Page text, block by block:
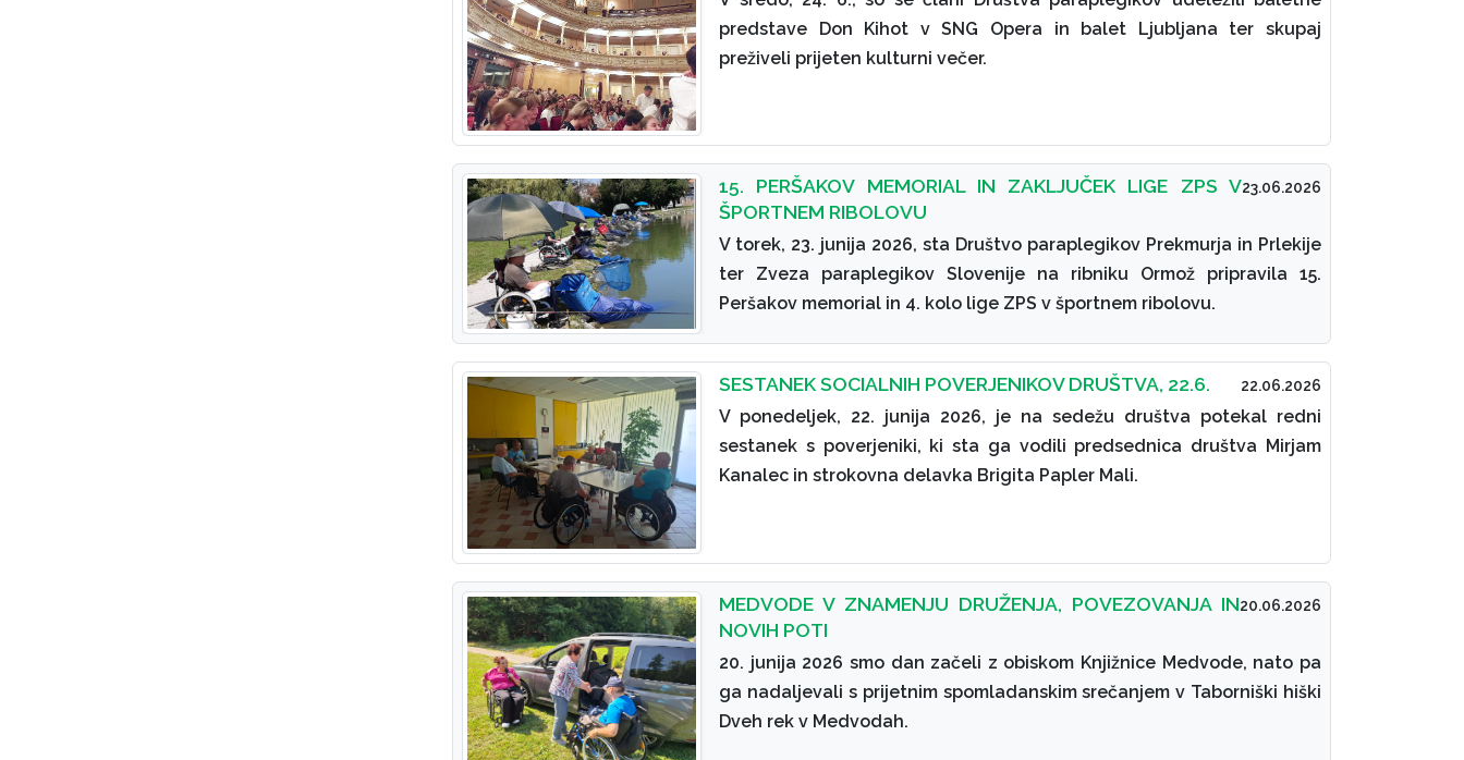
predstave Don Kihot v SNG Opera in balet Ljubljana ter skupaj
preživeli prijeten kulturni večer.
23.06.2026
15. PERŠAKOV MEMORIAL IN ZAKLJUČEK LIGE ZPS V
ŠPORTNEM RIBOLOVU
V torek, 23. junija 2026, sta Društvo paraplegikov Prekmurja in Prlekije
ter Zveza paraplegikov Slovenije na ribniku Ormož pripravila 15.
Peršakov memorial in 4. kolo lige ZPS v športnem ribolovu.
22.06.2026
SESTANEK SOCIALNIH POVERJENIKOV DRUŠTVA, 22.6.
V ponedeljek, 22. junija 2026, je na sedežu društva potekal redni
sestanek s poverjeniki, ki sta ga vodili predsednica društva Mirjam
Kanalec in strokovna delavka Brigita Papler Mali.
20.06.2026
MEDVODE V ZNAMENJU DRUŽENJA, POVEZOVANJA IN
NOVIH POTI
20. junija 2026 smo dan začeli z obiskom Knjižnice Medvode, nato pa
ga nadaljevali s prijetnim spomladanskim srečanjem v Taborniški hiški
Dveh rek v Medvodah.